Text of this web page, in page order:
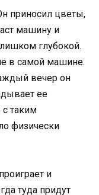
приносил цветы,
машину и
глубокой.
в самой машине.
вечер он
ее
таким
физически
и
туда придут